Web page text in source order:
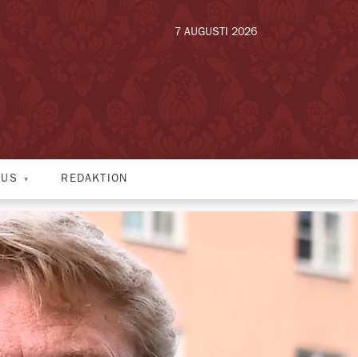
7 AUGUSTI 2026
REDAKTION